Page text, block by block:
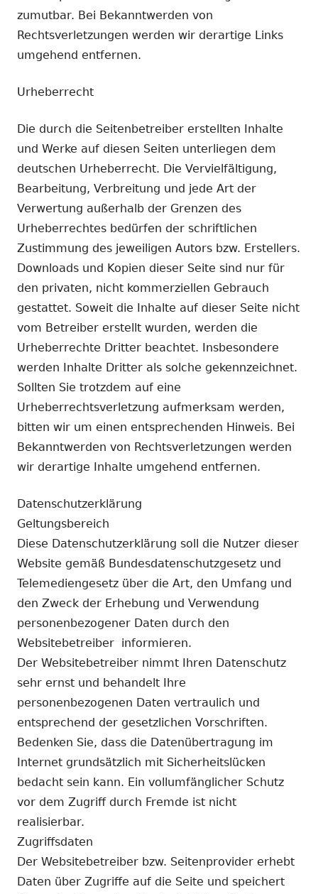
zumutbar. Bei Bekanntwerden von
Rechtsverletzungen werden wir derartige Links
umgehend entfernen.
Urheberrecht
Die durch die Seitenbetreiber erstellten Inhalte
und Werke auf diesen Seiten unterliegen dem
deutschen Urheberrecht. Die Vervielfältigung,
Bearbeitung, Verbreitung und jede Art der
Verwertung außerhalb der Grenzen des
Urheberrechtes bedürfen der schriftlichen
Zustimmung des jeweiligen Autors bzw. Erstellers.
Downloads und Kopien dieser Seite sind nur für
den privaten, nicht kommerziellen Gebrauch
gestattet. Soweit die Inhalte auf dieser Seite nicht
vom Betreiber erstellt wurden, werden die
Urheberrechte Dritter beachtet. Insbesondere
werden Inhalte Dritter als solche gekennzeichnet.
Sollten Sie trotzdem auf eine
Urheberrechtsverletzung aufmerksam werden,
bitten wir um einen entsprechenden Hinweis. Bei
Bekanntwerden von Rechtsverletzungen werden
wir derartige Inhalte umgehend entfernen.
Datenschutzerklärung
Geltungsbereich
Diese Datenschutzerklärung soll die Nutzer dieser
Website gemäß Bundesdatenschutzgesetz und
Telemediengesetz über die Art, den Umfang und
den Zweck der Erhebung und Verwendung
personenbezogener Daten durch den
Websitebetreiber informieren.
Der Websitebetreiber nimmt Ihren Datenschutz
sehr ernst und behandelt Ihre
personenbezogenen Daten vertraulich und
entsprechend der gesetzlichen Vorschriften.
Bedenken Sie, dass die Datenübertragung im
Internet grundsätzlich mit Sicherheitslücken
bedacht sein kann. Ein vollumfänglicher Schutz
vor dem Zugriff durch Fremde ist nicht
realisierbar.
Zugriffsdaten
Der Websitebetreiber bzw. Seitenprovider erhebt
Daten über Zugriffe auf die Seite und speichert